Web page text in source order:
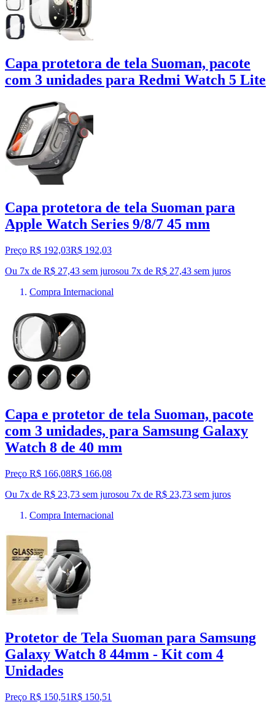
Capa protetora de tela Suoman, pacote
com 3 unidades para Redmi Watch 5 Lite
Capa protetora de tela Suoman para
Apple Watch Series 9/8/7 45 mm
Preço R$ 192,03R$ 192,03
Ou 7x de R$ 27,43 sem jurosou 7x de R$ 27,43 sem juros
Compra Internacional
Capa e protetor de tela Suoman, pacote
com 3 unidades, para Samsung Galaxy
Watch 8 de 40 mm
Preço R$ 166,08R$ 166,08
Ou 7x de R$ 23,73 sem jurosou 7x de R$ 23,73 sem juros
Compra Internacional
Protetor de Tela Suoman para Samsung
Galaxy Watch 8 44mm - Kit com 4
Unidades
Preço R$ 150,51R$ 150,51